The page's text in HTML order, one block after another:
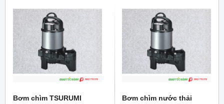
– Làm kín trục bằng phớt kép
– Bơm nước thải có lẫn tạp chất
– Kích thước vật rắn qua bơm tới
– Kích thước tạp chất dạng sợi
Bơm chìm TSURUMI
Bơm chìm nước thải